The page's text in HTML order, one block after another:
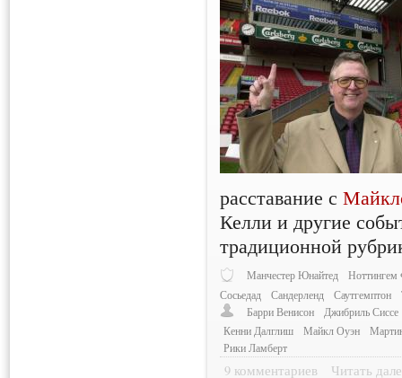
расставание с
Келли и другие
традиционной
Манчестер Юнайтед
Ноттингем
Сосьедад
Сандерленд Саутгемптон
Барри Венисон
Джибриль Сиссе
Кенни Далглиш
Майкл Оуэн
Рики Ламберт
9 комментариев Читать